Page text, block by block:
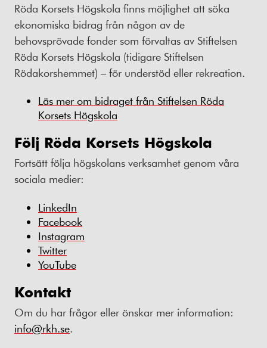
Röda Korsets Högskola finns möjlighet att söka
ekonomiska bidrag från någon av de
behovsprövade fonder som förvaltas av Stiftelsen
Röda Korsets Högskola (tidigare Stiftelsen
Rödakorshemmet) – för understöd eller rekreation.
Läs mer om bidraget från Stiftelsen Röda
Korsets Högskola
Följ Röda Korsets Högskola
Fortsätt följa högskolans verksamhet genom våra
sociala medier:
LinkedIn
Facebook
Instagram
Twitter
YouTube
Kontakt
Om du har frågor eller önskar mer information:
info@rkh.se.